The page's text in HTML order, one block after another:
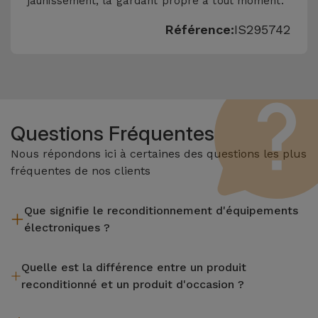
Référence:IS295742
Questions Fréquentes
Nous répondons ici à certaines des questions les plus
fréquentes de nos clients
Que signifie le reconditionnement d'équipements
électroniques ?
l'inspection, le nettoyage, sans oublier la réparation de tout
composant défectueux. Il convient de rappeler que tous les
Quelle est la différence entre un produit
reconditionné et un produit d'occasion ?